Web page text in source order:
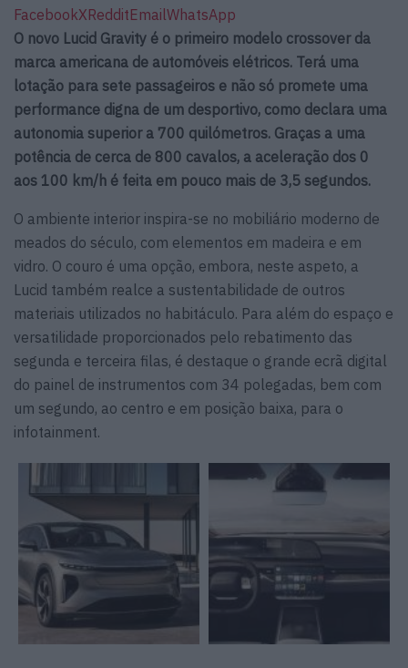
FacebookXRedditEmailWhatsApp
O novo Lucid Gravity é o primeiro modelo crossover da
marca americana de automóveis elétricos. Terá uma
lotação para sete passageiros e não só promete uma
performance digna de um desportivo, como declara uma
autonomia superior a 700 quilómetros. Graças a uma
potência de cerca de 800 cavalos, a aceleração dos 0
aos 100 km/h é feita em pouco mais de 3,5 segundos.
O ambiente interior inspira-se no mobiliário moderno de
meados do século, com elementos em madeira e em
vidro. O couro é uma opção, embora, neste aspeto, a
Lucid também realce a sustentabilidade de outros
materiais utilizados no habitáculo. Para além do espaço e
versatilidade proporcionados pelo rebatimento das
segunda e terceira filas, é destaque o grande ecrã digital
do painel de instrumentos com 34 polegadas, bem com
um segundo, ao centro e em posição baixa, para o
infotainment.